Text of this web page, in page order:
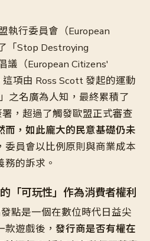
執行委員會（European
「Stop Destroying
議（European Citizens'
項由 Ross Scott 發起的運動
之名廣為人知，最終累積了
，超過了觸發歐盟正式審查
而，如此龐大的民意基礎仍未
，委員會以比例原則與商業成本
的訴求。
「可玩性」作為消費者權利
點是一個在數位時代日益尖
遊戲後， 發行商是否有權在